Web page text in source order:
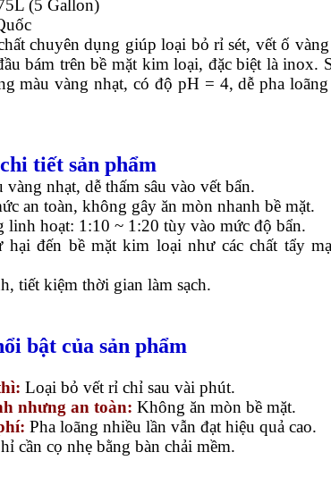
(5 Gallon)
chuyên dụng giúp loại bỏ rỉ sét, vết ố
bám trên bề mặt kim loại, đặc biệt là inox.
màu vàng nhạt, có độ pH = 4, dễ pha
tiết sản phẩm
nhạt, dễ thấm sâu vào vết bẩn.
an toàn, không gây ăn mòn nhanh bề mặt.
linh hoạt: 1:10 ~ 1:20 tùy vào mức độ bẩn.
đến bề mặt kim loại như các chất tẩy
tiết kiệm thời gian làm sạch.
bật của sản phẩm
Loại bỏ vết rỉ chỉ sau vài phút.
nhưng an toàn: Không ăn mòn bề mặt.
Pha loãng nhiều lần vẫn đạt hiệu quả cao.
cần cọ nhẹ bằng bàn chải mềm.